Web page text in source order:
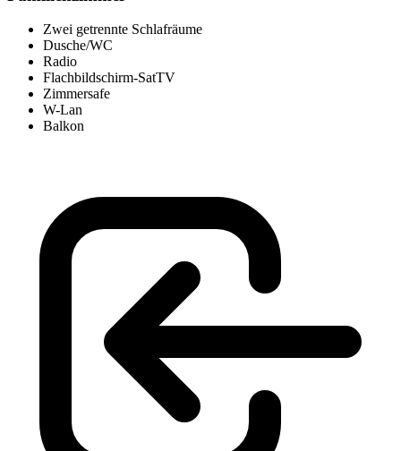
Zwei getrennte Schlafräume
Dusche/WC
Radio
Flachbildschirm-SatTV
Zimmersafe
W-Lan
Balkon